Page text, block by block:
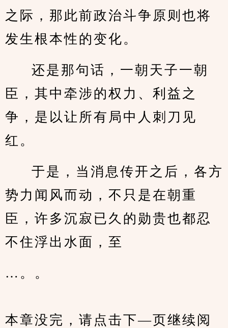
之际，那此前政治斗争原则也将
发生根本性的变化。
还是那句话，一朝天子一朝
臣，其中牵涉的权力、利益之
争，是以让所有局中人刺刀见
红。
于是，当消息传开之后，各方
势力闻风而动，不只是在朝重
臣，许多沉寂已久的勋贵也都忍
不住浮出水面，至
…。。
本章没完，请点击下—页继续阅